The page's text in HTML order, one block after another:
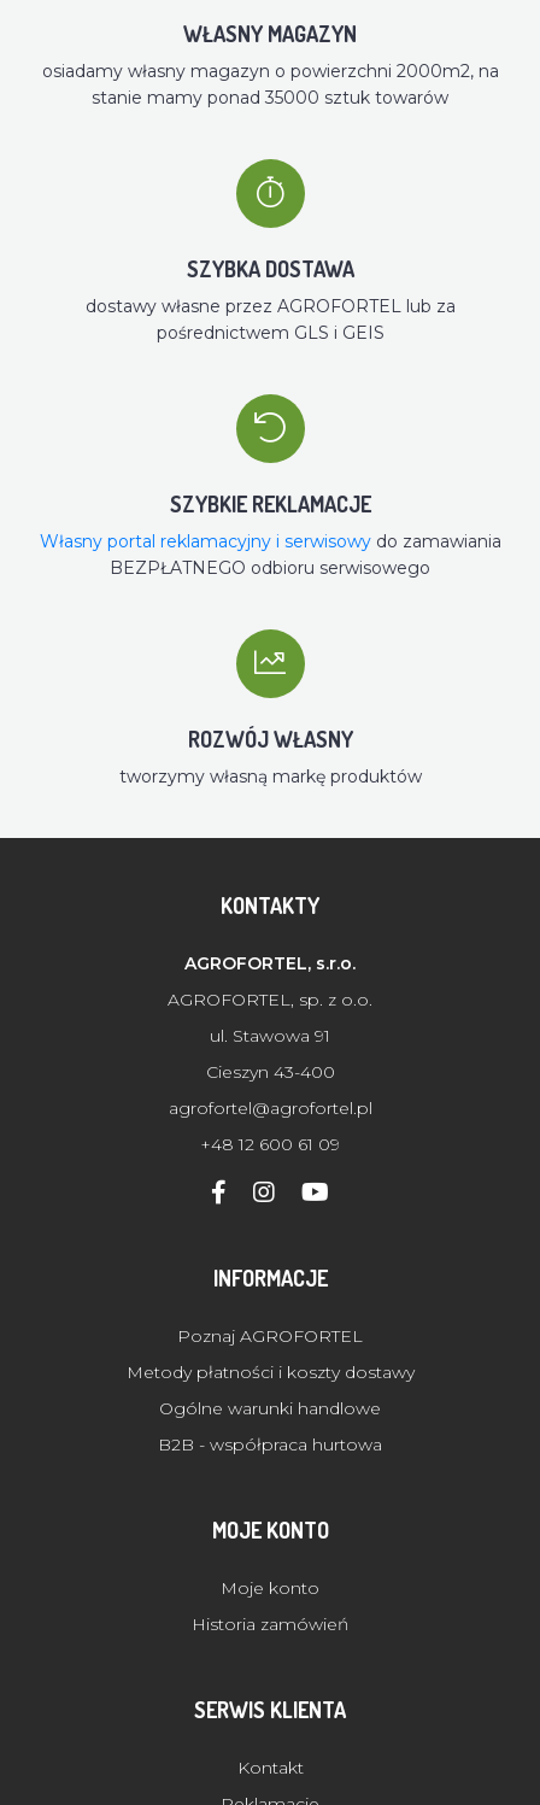
WŁASNY MAGAZYN
osiadamy własny magazyn o powierzchni 2000m2, na
stanie mamy ponad 35000 sztuk towarów
SZYBKA DOSTAWA
dostawy własne przez AGROFORTEL lub za
pośrednictwem GLS i GEIS
SZYBKIE REKLAMACJE
Własny portal reklamacyjny i serwisowydo zamawiania
BEZPŁATNEGO odbioru serwisowego
ROZWÓJ WŁASNY
tworzymy własną markę produktów
KONTAKTY
AGROFORTEL, s.r.o.
AGROFORTEL, sp. z o.o.
ul. Stawowa 91
Cieszyn 43-400
agrofortel@agrofortel.pl
+48 12 600 61 09
INFORMACJE
Poznaj AGROFORTEL
Metody płatności i koszty dostawy
Ogólne warunki handlowe
B2B - współpraca hurtowa
MOJE KONTO
Moje konto
Historia zamówień
SERWIS KLIENTA
Kontakt